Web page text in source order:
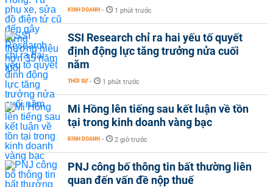
KINH DOANH - 1 phút trước
SSI Research chỉ ra hai yếu tố quyết
định động lực tăng trưởng nửa cuối
năm
THỜI SỰ - 1 phút trước
Mi Hồng lên tiếng sau kết luận về tồn
tại trong kinh doanh vàng bạc
KINH DOANH - 2 giờ trước
PNJ công bố thông tin bất thường liên
quan đến vấn đề nộp thuế